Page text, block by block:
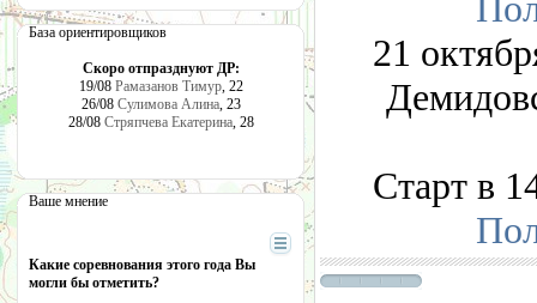
База ориентировщиков
Скоро отпразднуют ДР:
19/08 Рамазанов Тимур, 22
26/08 Сулимова Алина, 23
28/08 Стряпчева Екатерина, 28
Ваше мнение
Какие соревнования этого года Вы
могли бы отметить?
21
Старт в